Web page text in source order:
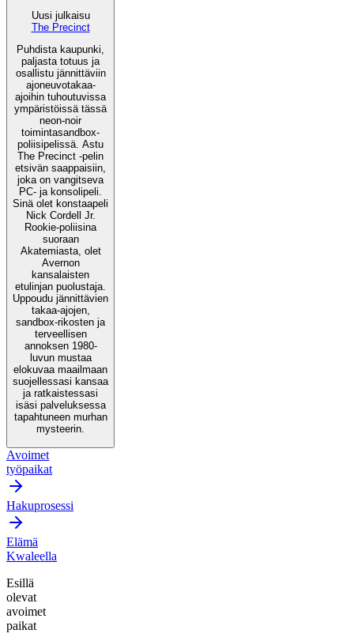
Uusi julkaisu
The Precinct
Puhdista kaupunki,
paljasta totuus ja
osallistu jännittäviin
ajoneuvotakaa-
ajoihin tuhoutuvissa
ympäristöissä tässä
neon-noir
toimintasandbox-
poliisipelissä. Astu
The Precinct -pelin
etsivän saappaisiin,
joka on vangitseva
PC- ja konsolipeli.
Sinä olet konstaapeli
Nick Cordell Jr.
Rookie-poliisina
suoraan
Akatemiasta, olet
Avernon
kansalaisten
etulinjan puolustaja.
Uppoudu jännittävien
takaa-ajojen,
sandbox-rikosten ja
terveellisen
annoksen 1980-
luvun mustaa
elokuvaa maailmaan
suojellessasi kansaa
ja ratkaistessasi
isäsi palveluksessa
tapahtuneen murhan
mysteerin.
Avoimet
työpaikat
Hakuprosessi
Elämä
Kwaleella
Esillä
olevat
avoimet
paikat